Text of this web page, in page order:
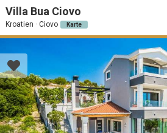
Villa Bua Ciovo
Kroatien · Ciovo Karte